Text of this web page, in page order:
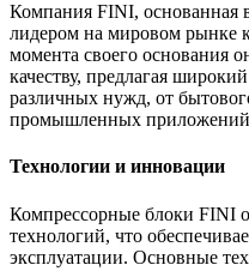
Компания FINI, основанная
лидером на мировом рынке
момента своего основания
качеству, предлагая
различных нужд, от
промышленных
Технологии и инновации
Компрессорные блоки FINI
технологий, что
эксплуатации. Основные